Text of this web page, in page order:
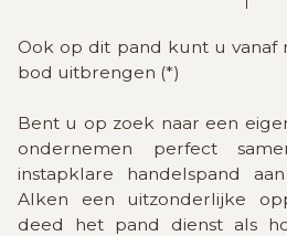
Ook op dit pand kunt u vanaf
bod uitbrengen (*)
Bent u op zoek naar een
ondernemen perfect
instapklare handelspand
Alken een uitzonderlijke
deed het pand dienst als